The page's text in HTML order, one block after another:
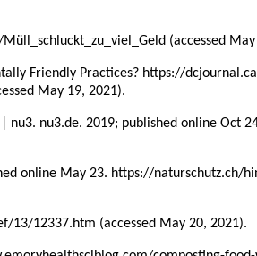
(accessed May
Friendly Practices? https://
May 19, 2021).
nu3.de. 2019; published online Oct
May 23. https://naturschutz.ch/
12337.htm (accessed May 20, 2021).